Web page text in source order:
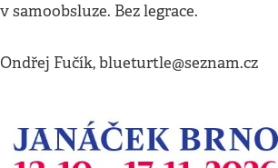
v samoobsluze. Bez legrace.
Ondřej Fučík,blueturtle@seznam.cz